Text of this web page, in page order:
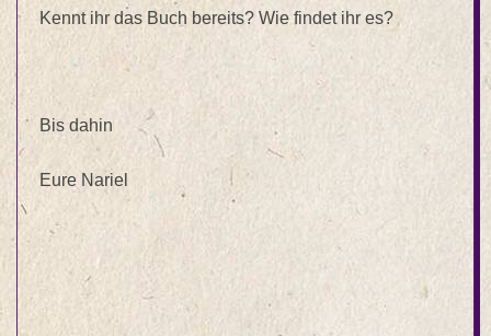
Kennt ihr das Buch bereits? Wie findet ihr es?
Bis dahin
Eure Nariel